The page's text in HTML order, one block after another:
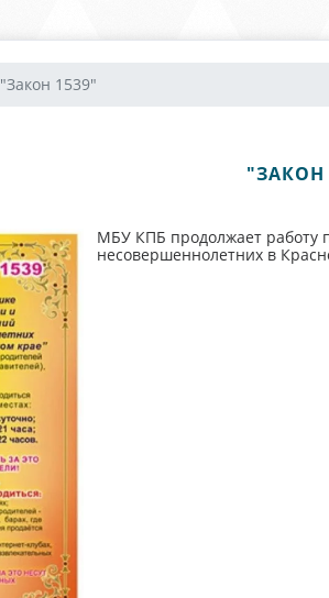
"Закон 1539"
"ЗАКОН
МБУ КПБ продолжает работу
несовершеннолетних в